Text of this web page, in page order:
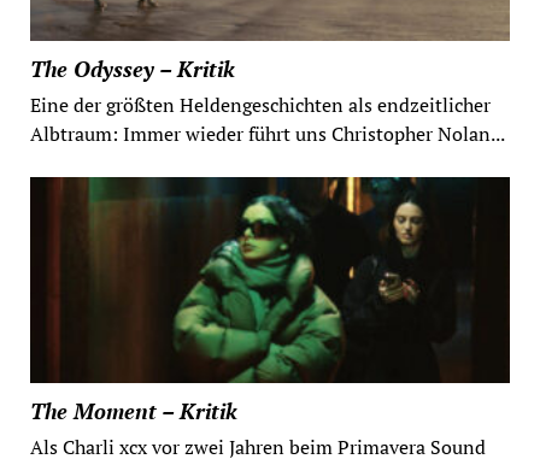
The Odyssey – Kritik
Eine der größten Heldengeschichten als endzeitlicher
Albtraum: Immer wieder führt uns Christopher Nolan...
The Moment – Kritik
Als Charli xcx vor zwei Jahren beim Primavera Sound